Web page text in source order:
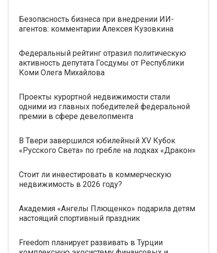
Безопасность бизнеса при внедрении ИИ-
агентов: комментарии Алексея Кузовкина
Федеральный рейтинг отразил политическую
активность депутата Госдумы от Республики
Коми Олега Михайлова
Проекты курортной недвижимости стали
одними из главных победителей федеральной
премии в сфере девелопмента
В Твери завершился юбилейный XV Кубок
«Русского Света» по гребле на лодках «Дракон»
Стоит ли инвестировать в коммерческую
недвижимость в 2026 году?
Академия «Ангелы Плющенко» подарила детям
настоящий спортивный праздник
Freedom планирует развивать в Турции